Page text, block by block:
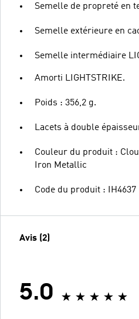
Semelle de propreté en
Semelle extérieure en
Semelle intermédiaire
Amorti LIGHTSTRIKE.
Poids : 356,2 g.
Lacets à double
Couleur du produit :
Iron Metallic
Code du produit : IH4637
Avis (2)
5.0